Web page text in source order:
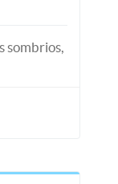
sombrios,